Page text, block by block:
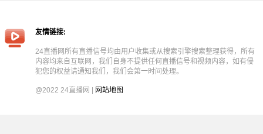
友情链接:
24直播网所有直播信号均由用户收集或从搜索引擎搜索整理获得，所有
内容均来自互联网，我们自身不提供任何直播信号和视频内容，如有侵
犯您的权益请通知我们，我们会第一时间处理。
@2022 24直播网 | 网站地图